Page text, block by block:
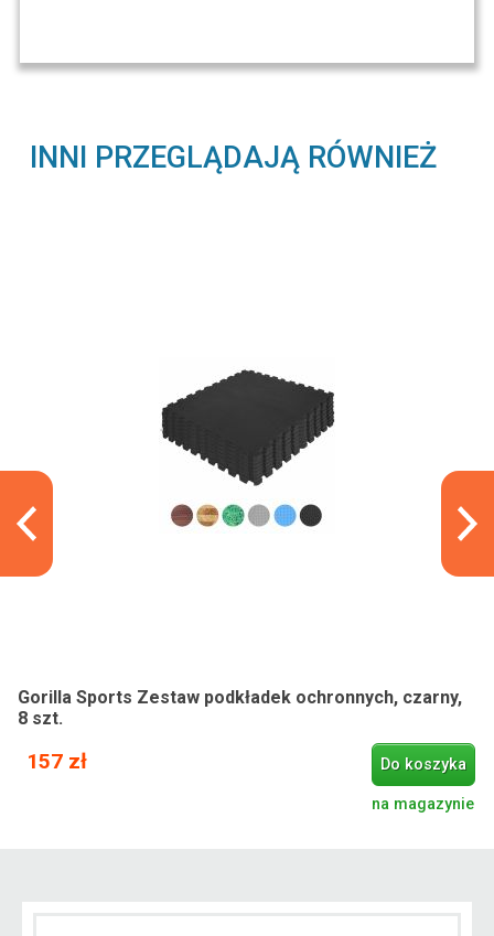
INNI PRZEGLĄDAJĄ RÓWNIEŻ
Gorilla Sports Zestaw podkładek ochronnych, czarny,
8 szt.
157 zł Do koszyka
na magazynie